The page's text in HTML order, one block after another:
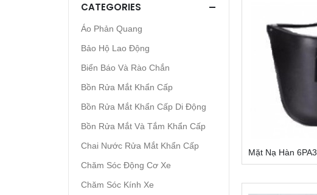
Mặt Nạ Hàn 6PA3
CATEGORIES
Áo Phản Quang
Bảo Hộ Lao Động
Biển Báo Và Rào Chắn
Bồn Rửa Mắt Khẩn Cấp
Bồn Rửa Mắt Khẩn Cấp Di Động
Bồn Rửa Mắt Và Tắm Khẩn Cấp
Chai Nước Rửa Mắt Khẩn Cấp
Chăm Sóc Động Cơ Xe
Chăm Sóc Kính Xe